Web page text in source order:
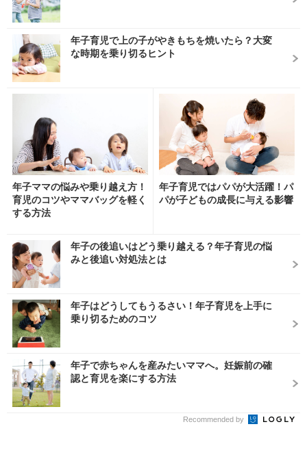
年子育児で上の子がやきもちを焼いたら？大変
な時期を乗り切るヒント
年子ママの悩みや乗り越え方！
育児のコツやママバッグを軽く
する方法
年子育児ではパパが大活躍！パ
パが子どもの成長に与える影響
年子の後追いはどう乗り越える？年子育児の悩
みと後追い対処法とは
年子はどうしてもうるさい！年子育児を上手に
乗り切るためのコツ
年子で赤ちゃんを産みたいママへ。妊娠前の確
認と育児を楽にする方法
Recommended by